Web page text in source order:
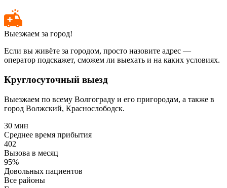
Выезжаем за город!
Если вы живёте за городом, просто назовите адрес —
оператор подскажет, сможем ли выехать и на каких условиях.
Круглосуточный выезд
Выезжаем по всему Волгограду и его пригородам, а также в
город Волжский, Краснослободск.
30 мин
Среднее время прибытия
402
Вызова в месяц
95%
Довольных пациентов
Все районы